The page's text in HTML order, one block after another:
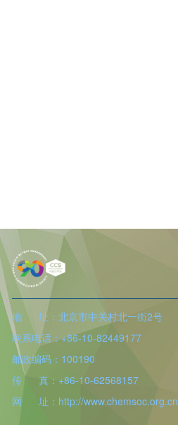
地 址：北京市中关村北一街2号
联系电话：+86-10-82449177
邮政编码：100190
传 真：+86-10-62568157
网 址：http://www.chemsoc.org.cn